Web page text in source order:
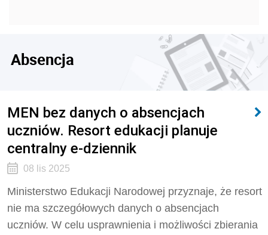
Absencja
MEN bez danych o absencjach
uczniów. Resort edukacji planuje
centralny e-dziennik
08 lis 2025
Ministerstwo Edukacji Narodowej przyznaje, że resort
nie ma szczegółowych danych o absencjach
uczniów. W celu usprawnienia i możliwości zbierania